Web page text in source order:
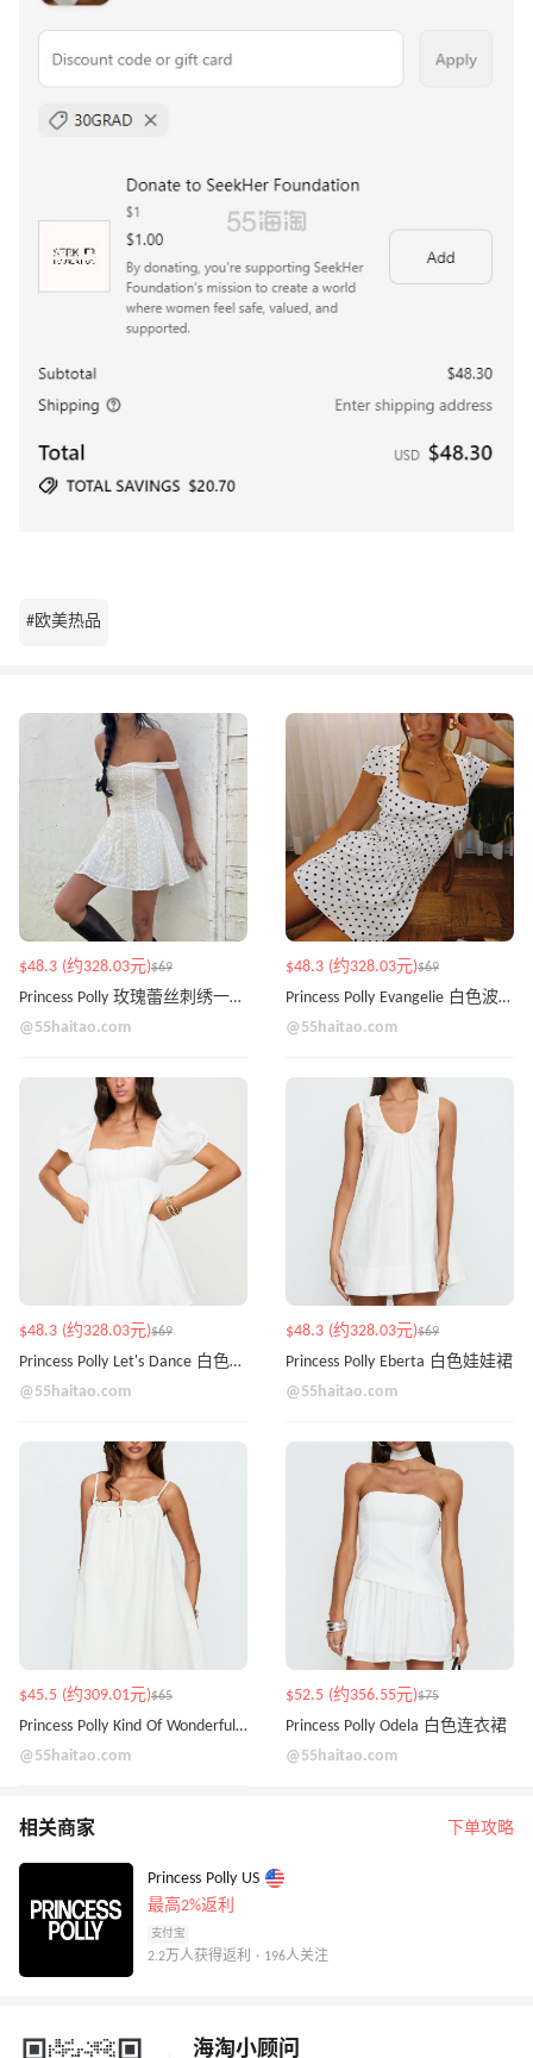
#欧美热品
$48.3 (约328.03元)$69
Princess Polly 玫瑰蕾丝刺绣一字肩连衣裙
@55haitao.com
$48.3 (约328.03元)$69
Princess Polly Evangelie 白色波点连衣裙
@55haitao.com
$48.3 (约328.03元)$69
Princess Polly Let's Dance 白色迷你连衣裙
@55haitao.com
$48.3 (约328.03元)$69
Princess Polly Eberta 白色娃娃裙
@55haitao.com
$45.5 (约309.01元)$65
Princess Polly Kind Of Wonderful 白色吊带连衣裙
@55haitao.com
$52.5 (约356.55元)$75
Princess Polly Odela 白色连衣裙
@55haitao.com
相关商家 下单攻略
Princess Polly US
最高2%返利
支付宝
2.2万人获得返利 · 196人关注
海淘小顾问